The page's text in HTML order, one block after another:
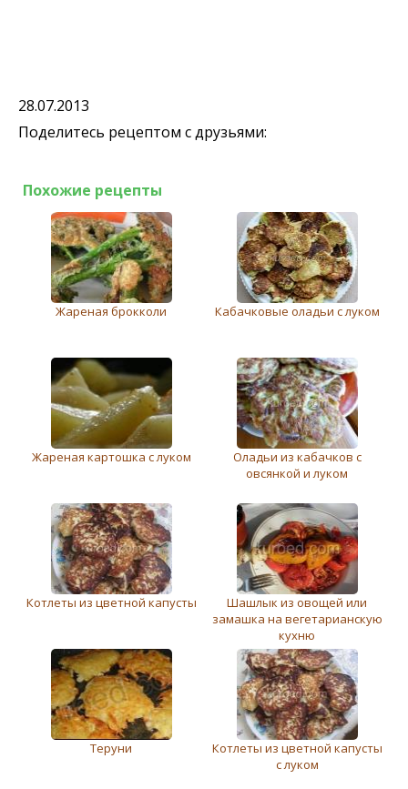
28.07.2013
Поделитесь рецептом с друзьями:
Похожие рецепты
Жареная брокколи Кабачковые оладьи с луком
Жареная картошка с луком
Оладьи из кабачков с
овсянкой и луком
Котлеты из цветной капусты
Шашлык из овощей или
замашка на вегетарианскую
кухню
Теруни
Котлеты из цветной капусты
с луком